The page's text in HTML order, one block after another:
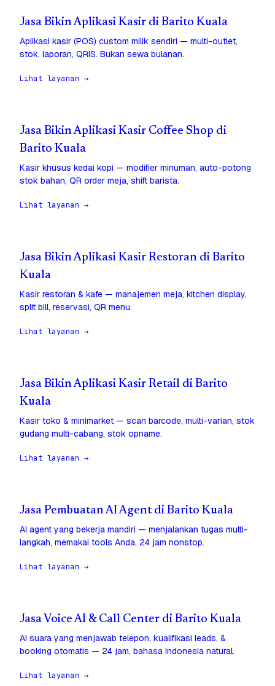
Jasa Bikin Aplikasi Kasir di Barito Kuala
Aplikasi kasir (POS) custom milik sendiri — multi-outlet,
stok, laporan, QRIS. Bukan sewa bulanan.
Lihat layanan →
Jasa Bikin Aplikasi Kasir Coffee Shop di
Barito Kuala
Kasir khusus kedai kopi — modifier minuman, auto-potong
stok bahan, QR order meja, shift barista.
Lihat layanan →
Jasa Bikin Aplikasi Kasir Restoran di Barito
Kuala
Kasir restoran & kafe — manajemen meja, kitchen display,
split bill, reservasi, QR menu.
Lihat layanan →
Jasa Bikin Aplikasi Kasir Retail di Barito
Kuala
Kasir toko & minimarket — scan barcode, multi-varian, stok
gudang multi-cabang, stok opname.
Lihat layanan →
Jasa Pembuatan AI Agent di Barito Kuala
AI agent yang bekerja mandiri — menjalankan tugas multi-
langkah, memakai tools Anda, 24 jam nonstop.
Lihat layanan →
Jasa Voice AI & Call Center di Barito Kuala
AI suara yang menjawab telepon, kualifikasi leads, &
booking otomatis — 24 jam, bahasa Indonesia natural.
Lihat layanan →